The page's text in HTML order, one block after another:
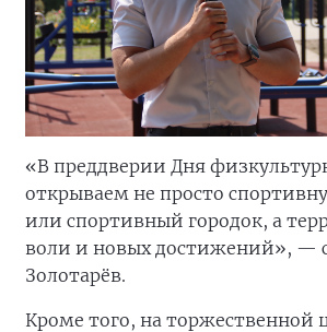
«В преддверии Дня
открываем не просто
или спортивный городок, а
воли и новых достижений», —
Золотарёв.
Кроме того, на торжественной